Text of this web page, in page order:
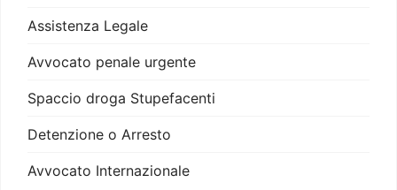
Assistenza Legale
Avvocato penale urgente
Spaccio droga Stupefacenti
Detenzione o Arresto
Avvocato Internazionale